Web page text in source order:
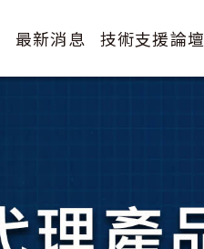
最新消息 技術支援論壇